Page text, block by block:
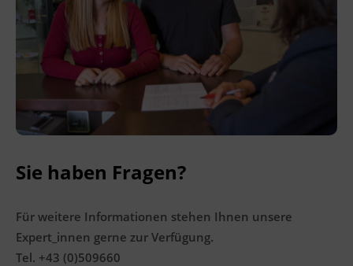
Ingenieurzertifizierung
BFI Reutte
BFI Schwaz
Sie haben Fragen?
Für weitere Informationen stehen Ihnen unsere
Expert_innen gerne zur Verfügung.
Tel. +43 (0)509660